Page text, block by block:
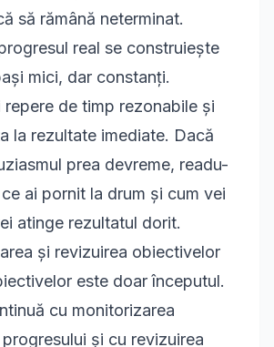
să rămână neterminat.
real se construiește
mici, dar constanți.
de timp rezonabile și
la rezultate imediate. Dacă
prea devreme, readu-
ai pornit la drum și cum vei
atinge rezultatul dorit.
și revizuirea obiectivelor
este doar începutul.
cu monitorizarea
și cu revizuirea